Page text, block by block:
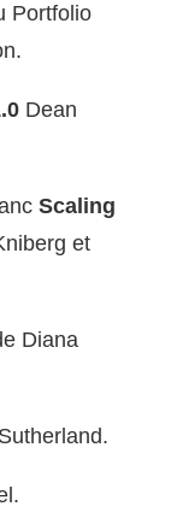
Portfolio
Dean
Scaling
et
Diana